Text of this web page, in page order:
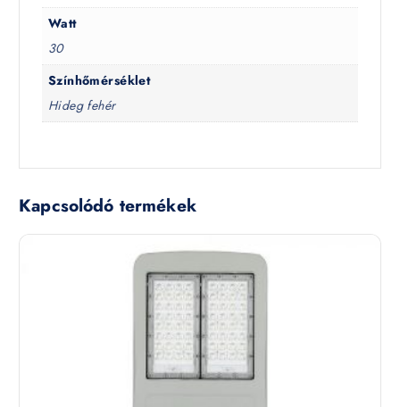
Watt
30
Színhőmérséklet
Hideg fehér
Kapcsolódó termékek